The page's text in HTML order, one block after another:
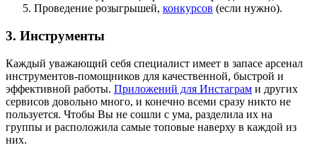
Проведение розыгрышей, конкурсов (если нужно).
3. Инструменты
Каждый уважающий себя специалист имеет в запасе арсенал
инструментов-помощников для качественной, быстрой и
эффективной работы. Приложений для Инстаграм и других
сервисов довольно много, и конечно всеми сразу никто не
пользуется. Чтобы Вы не сошли с ума, разделила их на
группы и расположила самые топовые наверху в каждой из
них.